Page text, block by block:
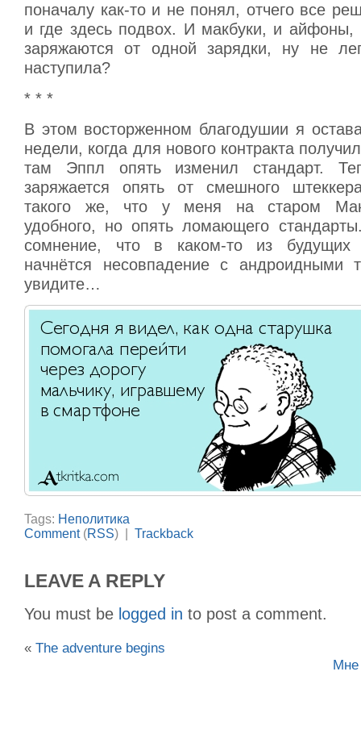
поначалу как-то и не понял, отчего все
и где здесь подвох. И макбуки, и
заряжаются от одной зарядки, ну не
наступила?
* * *
В этом восторженном благодушии я
недели, когда для нового контракта
там Эппл опять изменил стандарт.
заряжается опять от смешного
такого же, что у меня на старом
удобного, но опять ломающего
сомнение, что в каком-то из будущих
начнётся несовпадение с андроидными
увидите…
Tags: Неполитика
Comment(RSS) | Trackback
LEAVE A REPLY
You must be logged in to post a comment.
« The adventure begins
Мне